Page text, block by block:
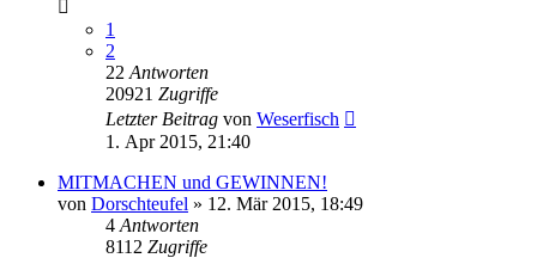
1
2
22 Antworten
20921 Zugriffe
Letzter Beitrag von Weserfisch
1. Apr 2015, 21:40
MITMACHEN und GEWINNEN!
von Dorschteufel » 12. Mär 2015, 18:49
4 Antworten
8112 Zugriffe